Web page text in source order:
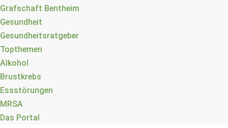
Grafschaft Bentheim
Gesundheit
Gesundheitsratgeber
Topthemen
Alkohol
Brustkrebs
Essstörungen
MRSA
Das Portal